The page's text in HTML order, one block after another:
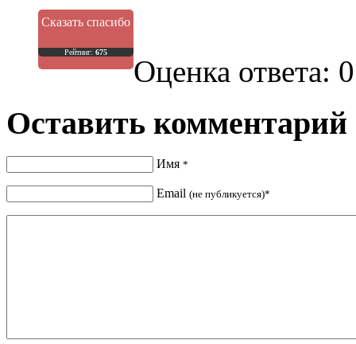
Сказать спасибо
Рейтинг: 675
Оценка ответа:
Оставить комментарий
Имя *
Email (не публикуется)*